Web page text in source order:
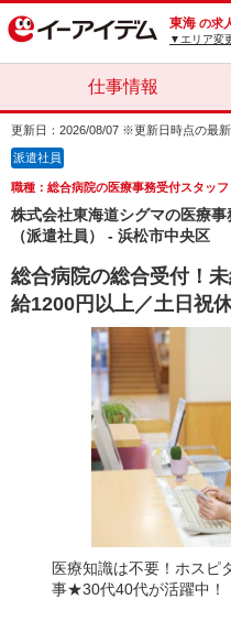
東海 の求
▼エリア変
仕事情報
更新日：2026/08/07 ※更新日時点の最
派遣社員
職種：総合病院の医療事務受付スタッフ
株式会社東海道シグマの医療
（派遣社員） - 浜松市中央区
総合病院の総合受付！
給1200円以上／土日祝
医療知識は不要！ホスピ
事★30代40代が活躍中！